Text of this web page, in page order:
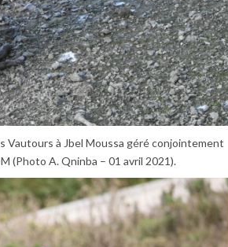
Vautours à Jbel Moussa géré conjointement
(Photo A. Qninba – 01 avril 2021).